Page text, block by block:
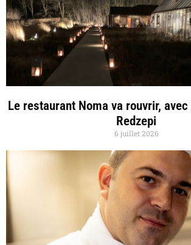
Le restaurant Noma va rouvrir,
Redzepi
6 juillet 2026